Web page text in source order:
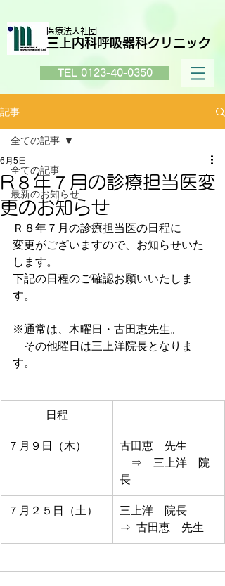
三上内科呼吸器科クリニック
医療法人社団
TEL 0123-40-0350
記事
全ての記事
最新のお知らせ
全ての記事
R８年７月の診療担当医変
更のお知らせ
6月5日
Ｒ８年７月の診療担当医の日程に
変更がございますので、お知らせいた
します。
下記の日程のご確認お願いいたしま
す。
※通常は、木曜日・古田恵先生。
その他曜日は三上洋院長となりま
す。
日程
７月９日（木）
古田恵　先生
⇒　三上洋　院
長
７月２５日（土）
三上洋　院長
⇒  古田恵　先生